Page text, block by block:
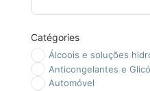
Catégories
Álcoois e soluções
Anticongelantes e
Automóvel